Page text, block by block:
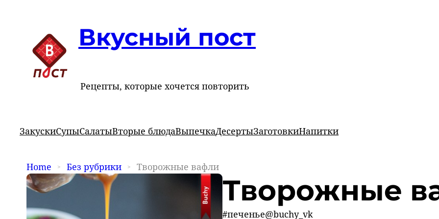
Вкусный пост
Рецепты, которые хочется повторить
ЗакускиСупыСалатыВторые блюдаВыпечкаДесертыЗаготовкиНапитки
Home Без рубрики Творожные вафли
Творожные
#печенье@buchy_vk